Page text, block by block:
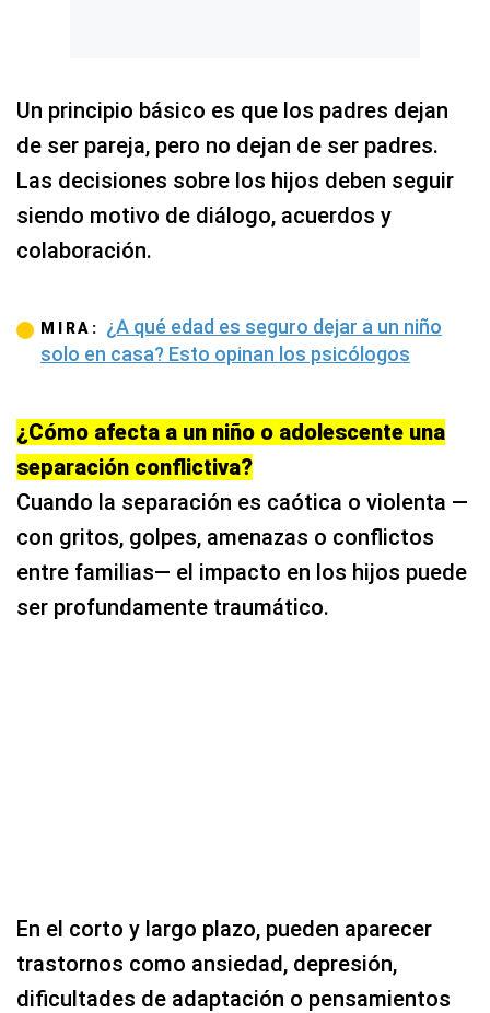
Un principio básico es que los padres dejan
de ser pareja, pero no dejan de ser padres.
Las decisiones sobre los hijos deben seguir
siendo motivo de diálogo, acuerdos y
colaboración.
MIRA: ¿A qué edad es seguro dejar a un niño
solo en casa? Esto opinan los psicólogos
¿Cómo afecta a un niño o adolescente una
separación conflictiva?
Cuando la separación es caótica o violenta —
con gritos, golpes, amenazas o conflictos
entre familias— el impacto en los hijos puede
ser profundamente traumático.
En el corto y largo plazo, pueden aparecer
trastornos como ansiedad, depresión,
dificultades de adaptación o pensamientos